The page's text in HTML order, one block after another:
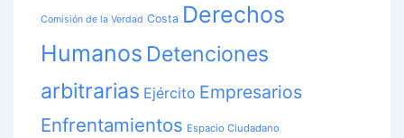
Comisión de la Verdad Costa Derechos
Humanos Detenciones
arbitrarias Ejército Empresarios
Enfrentamientos Espacio Ciudadano